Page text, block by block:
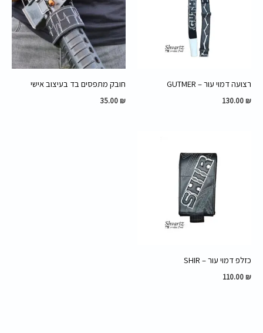
רצועה דמוי עור – GUTMER
130.00 ₪
חובק מתפסים בד בעיצוב אישי
35.00 ₪
כזלפ דמוי עור – SHIR
110.00 ₪